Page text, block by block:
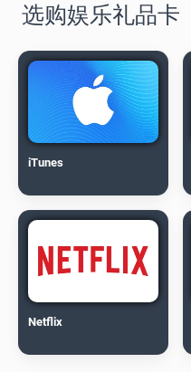
选购娱乐礼品卡
iTunes
Netflix